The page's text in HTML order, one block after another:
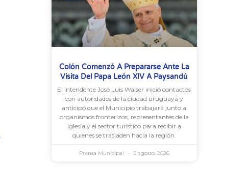
Colón Comenzó A Prepararse Ante La
Visita Del Papa León XIV A Paysandú
El intendente José Luis Walser inició contactos
con autoridades de la ciudad uruguaya y
anticipó que el Municipio trabajará junto a
organismos fronterizos, representantes de la
Iglesia y el sector turístico para recibir a
quienes se trasladen hacia la región.
Prensa Municipal 5 agosto, 2026